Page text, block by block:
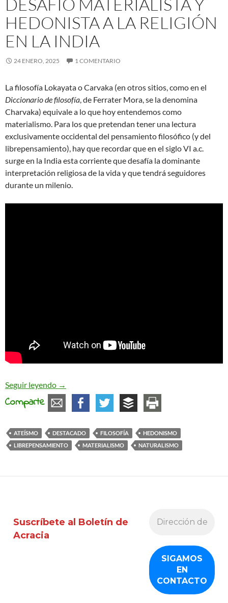
DESAFÍO MATERIALISTA Y
HEDONISTA A LA RELIGIÓN
EN LA INDIA
24 ENERO, 2025 1 COMENTARIO
La filosofía Lokayata o Carvaka (en otros sitios, como en el
Diccionario de filosofía, de Ferrater Mora, se la denomina
Charvaka) equivale a lo que hoy entendemos como
materialismo. Para los que pretendan tener una lectura
exclusivamente occidental del pensamiento filosófico (y del
librepensamiento), hay que recordar que en el siglo VI a.c.
surge en la India esta corriente que desafía la dominante
interpretación religiosa de la vida y que tendrá seguidores
durante un milenio.
Seguir leyendo La filosofía Charvaka, desafío materialista y
→
Comparte
ATEÍSMO DESTACADO FILOSOFÍA
HEDONISMO
LIBREPENSAMIENTO
MATERIALISMO NATURALISMO
Suscríbete al Boletín de
Acracia